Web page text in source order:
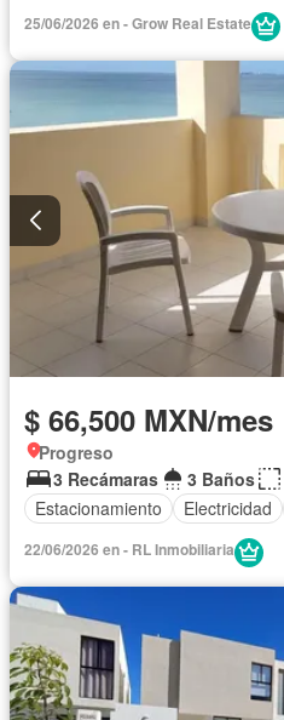
25/06/2026 en - Grow Real Estate
$ 66,500 MXN/mes
Progreso
3 Recámaras
3 Baños
Estacionamiento
Electricidad
22/06/2026 en - RL Inmobiliaria